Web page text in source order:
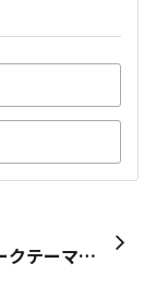
【7月トークテーマ🍀】食物繊維のために 食べているものを教えて♪